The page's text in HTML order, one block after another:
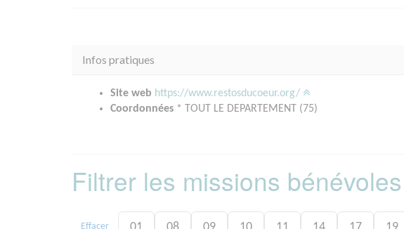
Infos pratiques
Site web https://www.restosducoeur.org/
Coordonnées * TOUT LE DEPARTEMENT (75)
Filtrer les missions
Effacer